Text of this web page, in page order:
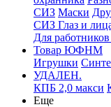
СИЗ Маски
СИЗ Глаз и
Для
Товар ЮФНМ
Игрушки
УДАЛЕН.
КПБ 2,0 макси
Еще